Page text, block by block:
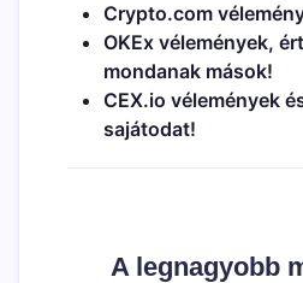
Crypto.com
OKEx vélemények,
mondanak mások!
CEX.io vélemények
sajátodat!
A legnagyobb